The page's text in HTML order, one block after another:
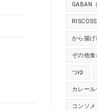
GABAN
から揚げ
ぞの他食
つゆ
カレール
コンソ